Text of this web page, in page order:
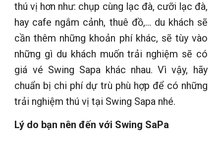
thú vị hơn như: chụp cùng lạc đà, cưỡi lạc đà,
hay cafe ngắm cảnh, thuê đồ,… du khách sẽ
cần thêm những khoản phí khác, sẽ tùy vào
những gì du khách muốn trải nghiệm sẽ có
giá vé Swing Sapa khác nhau. Vì vậy, hãy
chuẩn bị chi phí dự trù phù hợp để có những
trải nghiệm thú vị tại Swing Sapa nhé.
Lý do bạn nên đến với Swing SaPa